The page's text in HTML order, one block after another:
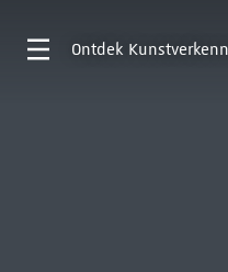
Ontdek